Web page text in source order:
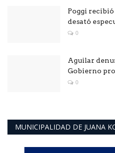
Poggi
desató
0
Aguilar
Gobierno
0
MUNICIPALIDAD DE JUANA